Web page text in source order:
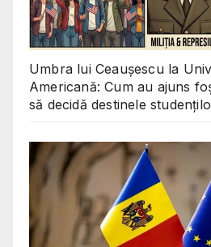
Umbra lui Ceaușescu la
Americană: Cum au ajuns
să decidă destinele